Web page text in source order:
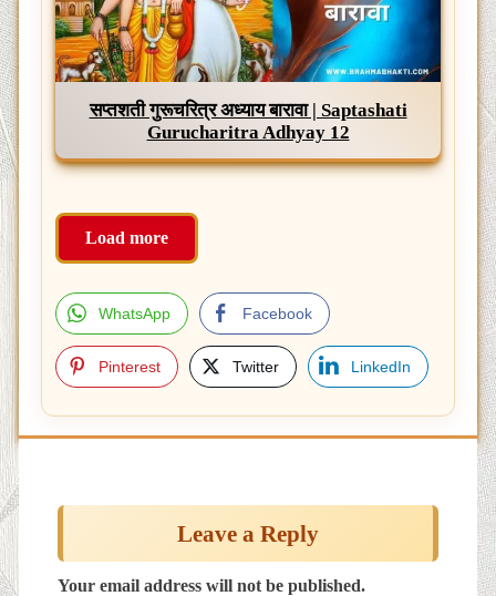
सप्तशती गुरूचरित्र अध्याय बारावा | Saptashati
Gurucharitra Adhyay 12
Load more
WhatsApp Facebook
Pinterest Twitter LinkedIn
Leave a Reply
Your email address will not be published.